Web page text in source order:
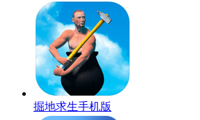
掘地求生手机版